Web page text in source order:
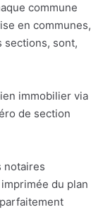
commune
en communes,
sections, sont,
immobilier via
de section
notaires
du plan